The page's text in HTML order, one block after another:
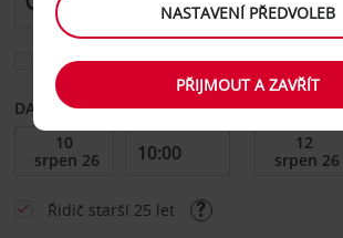
Vyberte si jiné místo vrácení
DATUM OD DATUM DO
Řidič starší 25 let
NASTAVENÍ PŘEDVOLEB
PŘIJMOUT A ZAVŘÍT